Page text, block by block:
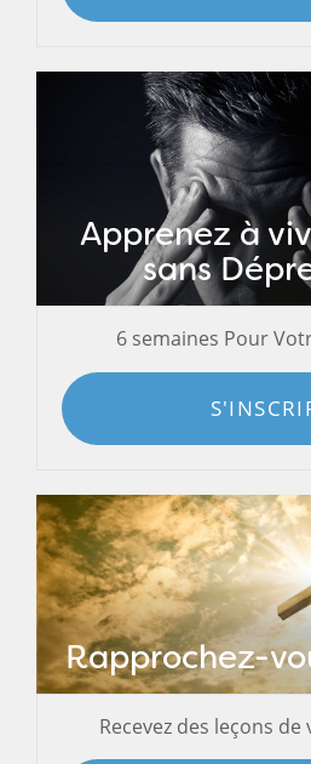
Apprenez à
sans
6 semaines Pour
Rapprochez-
Recevez des leçons